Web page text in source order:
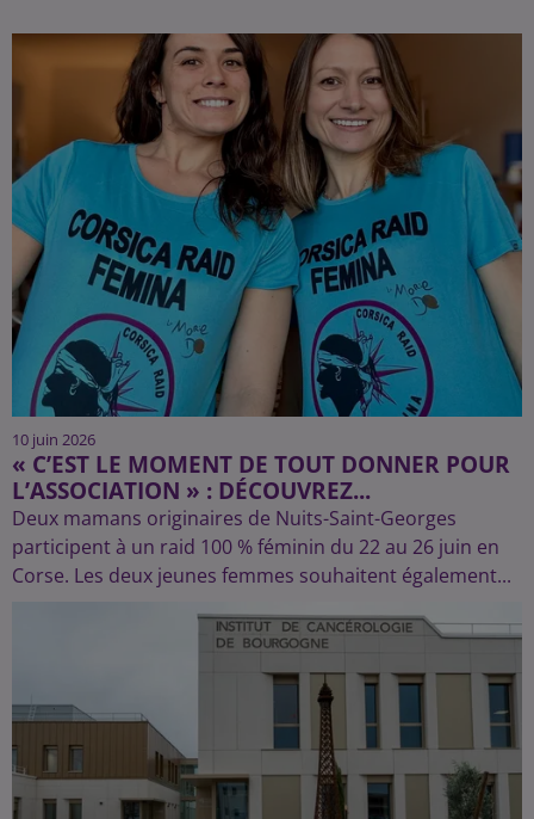
10 juin 2026
« C’EST LE MOMENT DE TOUT DONNER POUR
L’ASSOCIATION » : DÉCOUVREZ...
Deux mamans originaires de Nuits-Saint-Georges
participent à un raid 100 % féminin du 22 au 26 juin en
Corse. Les deux jeunes femmes souhaitent également...